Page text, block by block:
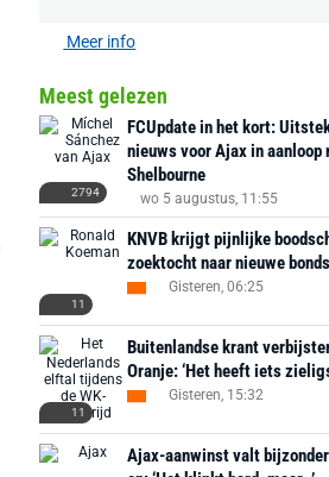
Meer info
Meest gelezen
2794
FCUpdate in het kort:
nieuws voor Ajax in aanloop
Shelbourne
wo 5 augustus, 11:55
11
KNVB krijgt pijnlijke
zoektocht naar nieuwe
Gisteren, 06:25
11
Buitenlandse krant
Oranje: ‘Het heeft iets
Gisteren, 15:32
Ajax-aanwinst valt